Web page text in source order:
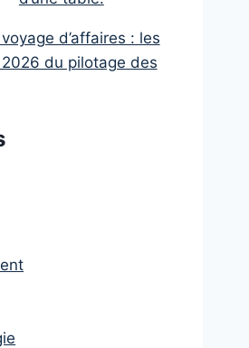
d’affaires : les
du pilotage des